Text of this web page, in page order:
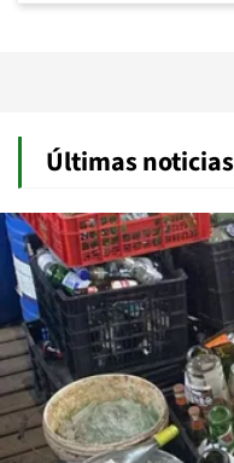
Últimas noticias